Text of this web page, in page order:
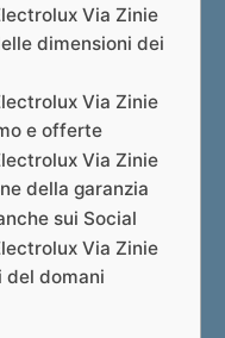
Via Zinie
dimensioni dei
Via Zinie
e offerte
Via Zinie
della garanzia
sui Social
Via Zinie
del domani